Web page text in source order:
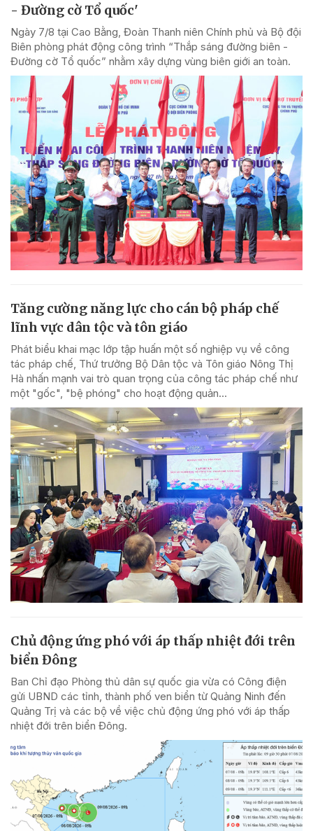
- Đường cờ Tổ quốc'
Ngày 7/8 tại Cao Bằng, Đoàn Thanh niên Chính phủ và Bộ đội
Biên phòng phát động công trình “Thắp sáng đường biên -
Đường cờ Tổ quốc” nhằm xây dựng vùng biên giới an toàn.
Tăng cường năng lực cho cán bộ pháp chế
lĩnh vực dân tộc và tôn giáo
Phát biểu khai mạc lớp tập huấn một số nghiệp vụ về công
tác pháp chế, Thứ trưởng Bộ Dân tộc và Tôn giáo Nông Thị
Hà nhấn mạnh vai trò quan trọng của công tác pháp chế như
một "gốc", "bệ phóng" cho hoạt động quản...
Chủ động ứng phó với áp thấp nhiệt đới trên
biển Đông
Ban Chỉ đạo Phòng thủ dân sự quốc gia vừa có Công điện
gửi UBND các tỉnh, thành phố ven biển từ Quảng Ninh đến
Quảng Trị và các bộ về việc chủ động ứng phó với áp thấp
nhiệt đới trên biển Đông.